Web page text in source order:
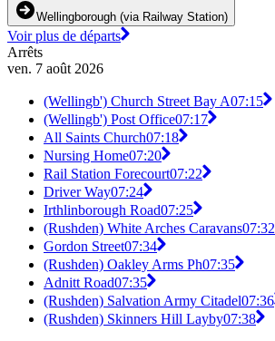
Wellingborough (via Railway Station)
Voir plus de départs
Arrêts
ven. 7 août 2026
(Wellingb') Church Street Bay A07:15
(Wellingb') Post Office07:17
All Saints Church07:18
Nursing Home07:20
Rail Station Forecourt07:22
Driver Way07:24
Irthlinborough Road07:25
(Rushden) White Arches Caravans07:32
Gordon Street07:34
(Rushden) Oakley Arms Ph07:35
Adnitt Road07:35
(Rushden) Salvation Army Citadel07:36
(Rushden) Skinners Hill Layby07:38